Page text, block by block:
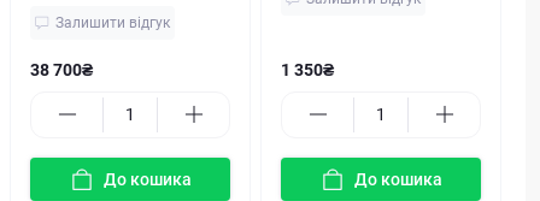
Залишити відгук
38 700₴
До кошика
1 350₴
До кошика